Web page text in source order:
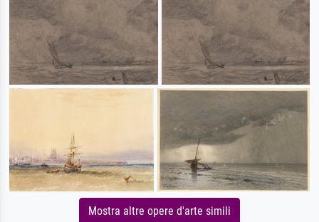
Mostra altre opere d'arte simili